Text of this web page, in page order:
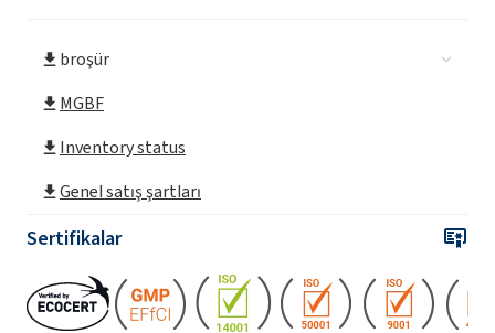
broşür
MGBF
Inventory status
Genel satış şartları
Sertifikalar
ROKAmina®K30B MB (Coco-betain)
ROKAmina®K40 (Cocamidopropyl Betaine)